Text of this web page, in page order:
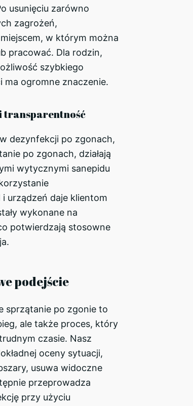
usunięciu zarówno
zagrożeń,
w którym można
pracować. Dla rodzin,
szybkiego
ogromne znaczenie.
transparentność
dezynfekcji po zgonach,
po zgonach, działają
wytycznymi sanepidu
urządzeń daje klientom
wykonane na
potwierdzają stosowne
podejście
sprzątanie po zgonie to
ale także proces, który
czasie. Nasz
oceny sytuacji,
usuwa widoczne
przeprowadza
przy użyciu